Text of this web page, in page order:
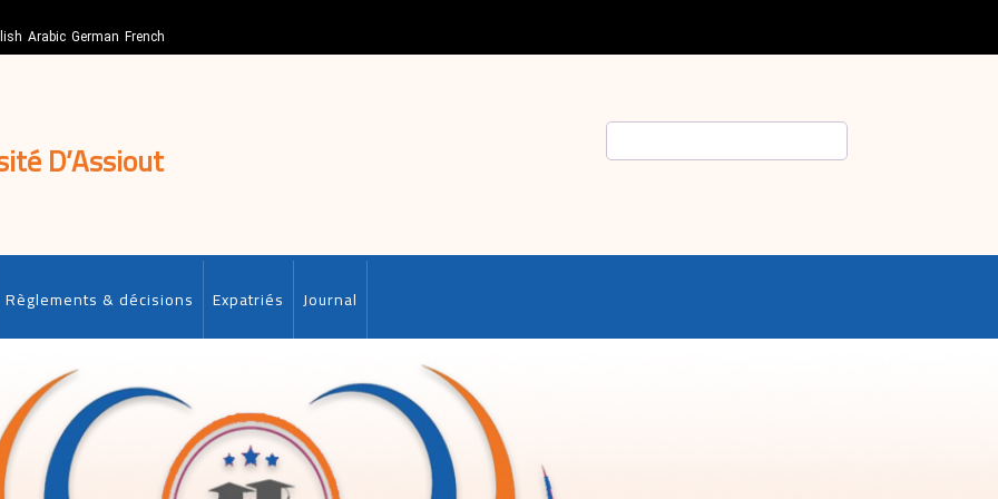
Arabic German French
D’Assiout
Règlements & décisions Expatriés Journal